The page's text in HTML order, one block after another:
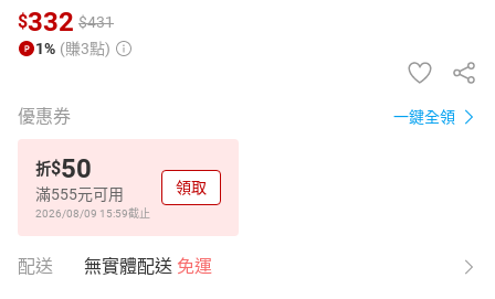
$332 $431
1% (賺3點)
優惠券 一鍵全領
折$50
滿555元可用
2026/08/09 15:59截止
領取
配送 無實體配送 免運